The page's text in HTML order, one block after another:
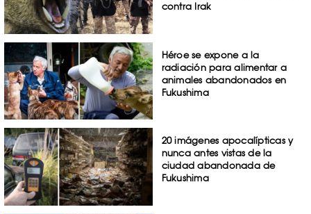
contra Irak
Héroe se expone a la
radiación para alimentar a
animales abandonados en
Fukushima
20 imágenes apocalípticas y
nunca antes vistas de la
ciudad abandonada de
Fukushima